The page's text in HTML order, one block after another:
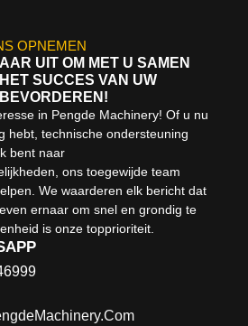
OPNEMEN
UIT OM MET U SAMEN
SUCCES VAN UW
in Pengde Machinery! Of u nu
hebt, technische ondersteuning
bent naar
ons toegewijde team
We waarderen elk bericht dat
ernaar om snel en grondig te
is onze topprioriteit.